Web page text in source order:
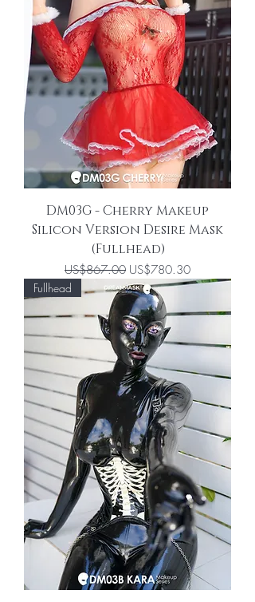
DM03G - Cherry Makeup
Silicon Version Desire Mask
(Fullhead)
一般價格
US$867.00 促銷價格
US$780.30
Fullhead